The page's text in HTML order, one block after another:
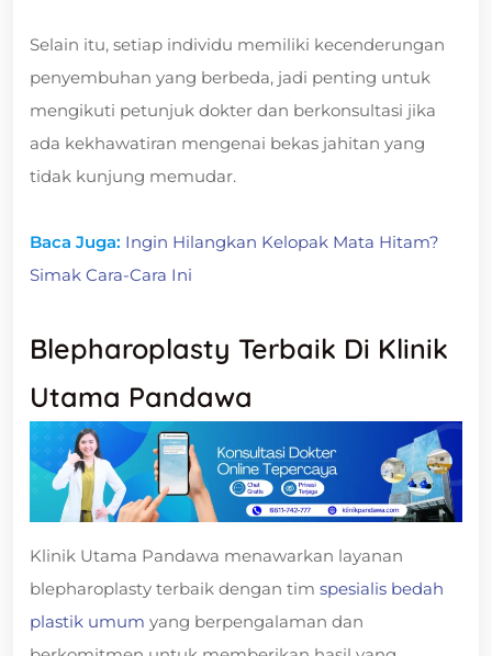
Selain itu, setiap individu memiliki kecenderungan
penyembuhan yang berbeda, jadi penting untuk
mengikuti petunjuk dokter dan berkonsultasi jika
ada kekhawatiran mengenai bekas jahitan yang
tidak kunjung memudar.
Baca Juga: Ingin Hilangkan Kelopak Mata Hitam?
Simak Cara-Cara Ini
Blepharoplasty Terbaik Di Klinik
Utama Pandawa
Klinik Utama Pandawa menawarkan layanan
blepharoplasty terbaik dengan tim spesialis bedah
plastik umum yang berpengalaman dan